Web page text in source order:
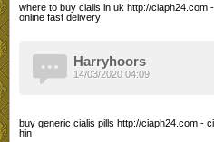
where to buy cialis in uk http://ciaph24.com
online fast delivery
Harryhoors
buy generic cialis pills http://ciaph24.com -
hin
14/03/2020 04:09